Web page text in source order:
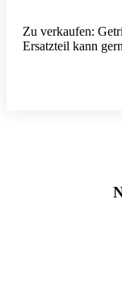
Zu verkaufen:
Ersatzteil kann